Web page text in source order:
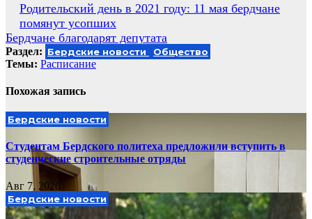
Навигация
по
записям
Родительский день в 2021 году: 11 мая бердчане
помянут усопших
Бердчане благодарят депутата
Раздел: Бердские новости Общество
Темы: Расписание
Похожая запись
Бердские новости
Студентам Бердского политеха предложили вступить в
студенческие строительные отряды
Авг 7, 2026
Бердские новости